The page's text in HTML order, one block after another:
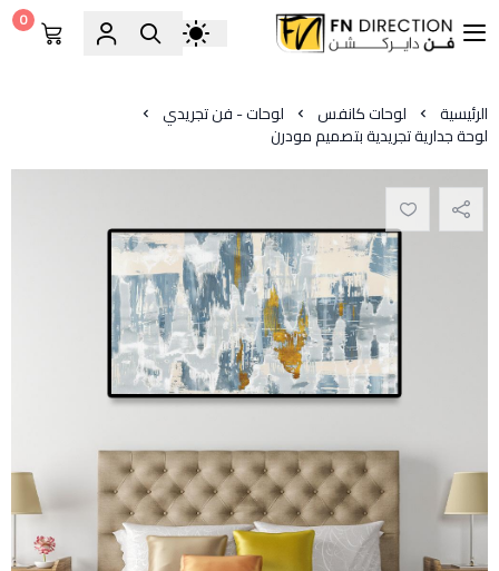
فن دايركشن
0
الرئيسية لوحات كانفس لوحات - فن تجريدي
لوحة جدارية تجريدية بتصميم مودرن